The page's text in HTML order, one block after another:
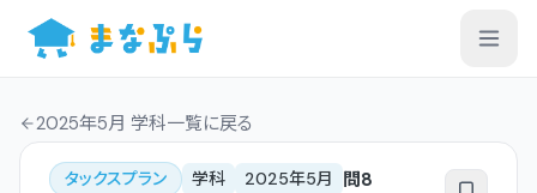
2025年5月 学科一覧に戻る
タックスプラン 学科 2025年5月 問8